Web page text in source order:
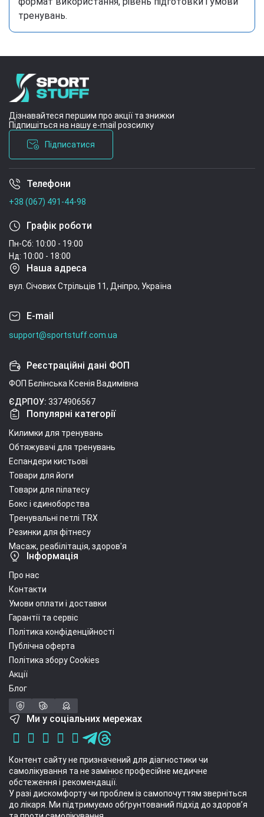
тренувань.
Дізнавайтеся першим про акції та знижки
Підпишіться на нашу e-mail розсилку
Підписатися
Умови угоди
Телефони
+38 (067) 491-44-98
Графік роботи
Пн-Сб: 10:00 - 19:00
Нд: 10:00 - 18:00
Наша адреса
вул. Січових Стрільців 11, Дніпро, Україна
E-mail
support@sportstuff.com.ua
Реєстраційні дані ФОП
ФОП Бєлінська Ксенія Вадимівна
ЄДРПОУ: 3374906567
Популярні категорії
Килимки для тренувань
Обтяжувачі для тренувань
Еспандери кистьові
Товари для йоги
Товари для пілатесу
Бокс і єдиноборства
Тренувальні петлі TRX
Резинки для фітнесу
Масаж, реабілітація, здоров'я
Інформація
Про нас
Контакти
Умови оплати і доставки
Гарантії та сервіс
Політика конфіденційності
Публічна оферта
Політика збору Cookies
Акції
Блог
Ми у соціальних мережах
Контент сайту не призначений для діагностики чи
самолікування та не замінює професійне медичне
обстеження і рекомендації.
У разі дискомфорту чи проблем із самопочуттям зверніться
до лікаря. Ми підтримуємо обґрунтований підхід до здоров’я